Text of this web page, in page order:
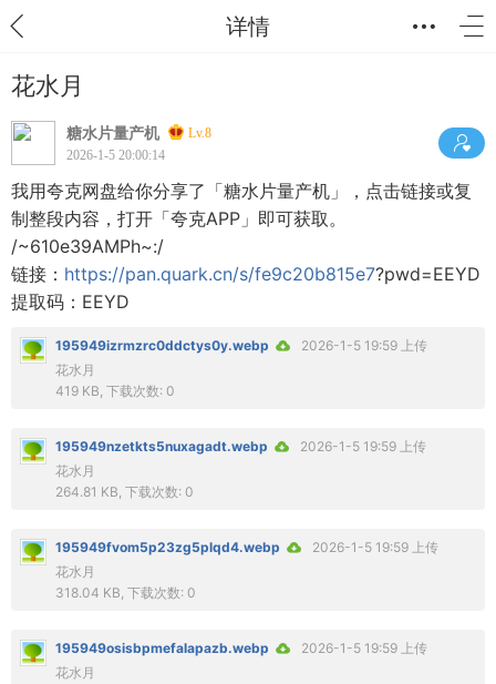
详情
花水月
糖水片量产机
Lv.8
2026-1-5 20:00:14
我用夸克网盘给你分享了「糖水片量产机」，点击链接或复
制整段内容，打开「夸克APP」即可获取。
/~610e39AMPh~:/
链接： https://pan.quark.cn/s/fe9c20b815e7?pwd=EEYD
提取码：EEYD
195949izrmzrc0ddctys0y.webp
2026-1-5 19:59 上传
花水月
419 KB, 下载次数: 0
195949nzetkts5nuxagadt.webp
2026-1-5 19:59 上传
花水月
264.81 KB, 下载次数: 0
195949fvom5p23zg5plqd4.webp
2026-1-5 19:59 上传
花水月
318.04 KB, 下载次数: 0
195949osisbpmefalapazb.webp
2026-1-5 19:59 上传
花水月